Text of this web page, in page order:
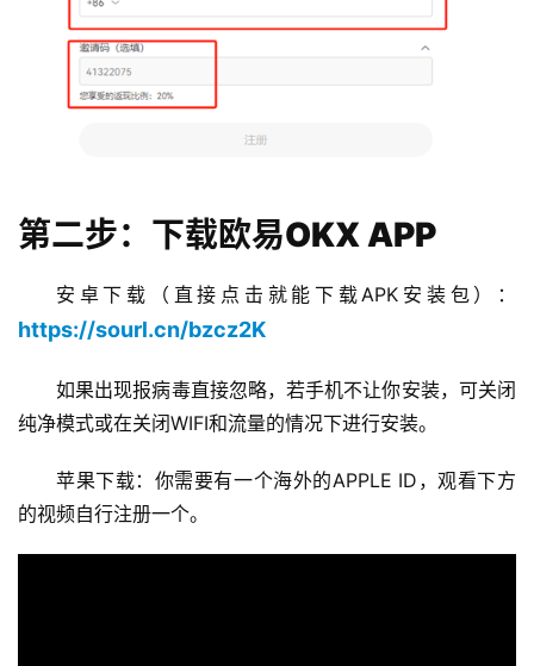
第二步：下载欧易OKX APP
安卓下载（直接点击就能下载APK安装包）：
https://sourl.cn/bzcz2K
如果出现报病毒直接忽略，若手机不让你安装，可关闭
纯净模式或在关闭WIFI和流量的情况下进行安装。
苹果下载：你需要有一个海外的APPLE ID，观看下方
的视频自行注册一个。